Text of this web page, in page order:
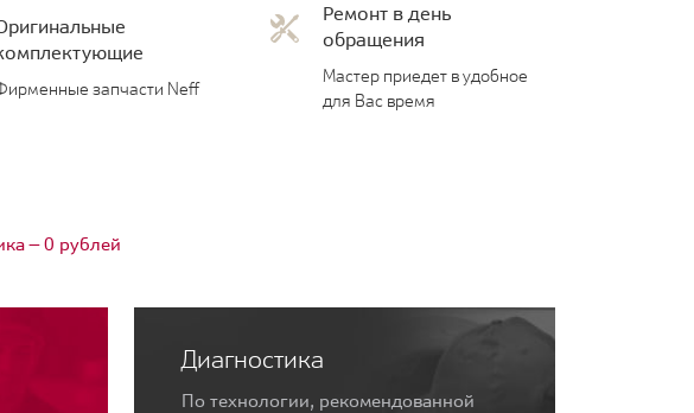
запчасти Neff
Ремонт в день
обращения
Мастер приедет в удобное
для Вас время
— 0 рублей
Диагностика
По технологии, рекомендованной